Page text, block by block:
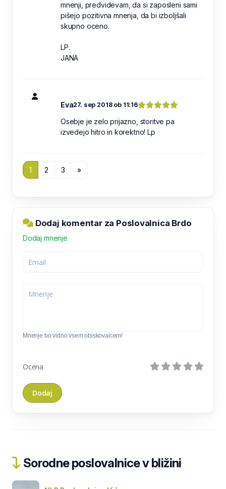
mnenji, predvidevam, da si zaposleni sami
pišejo pozitivna mnenja, da bi izboljšali
skupno oceno.
LP.
JANA
Eva27. sep 2018 ob 11:16
Osebje je zelo prijazno, storitve pa
izvedejo hitro in korektno! Lp
1 2 3 »
Dodaj komentar za Poslovalnica Brdo
Dodaj mnenje
Mnenje bo vidno vsem obiskovalcem!
Ocena
Sorodne poslovalnice v bližini